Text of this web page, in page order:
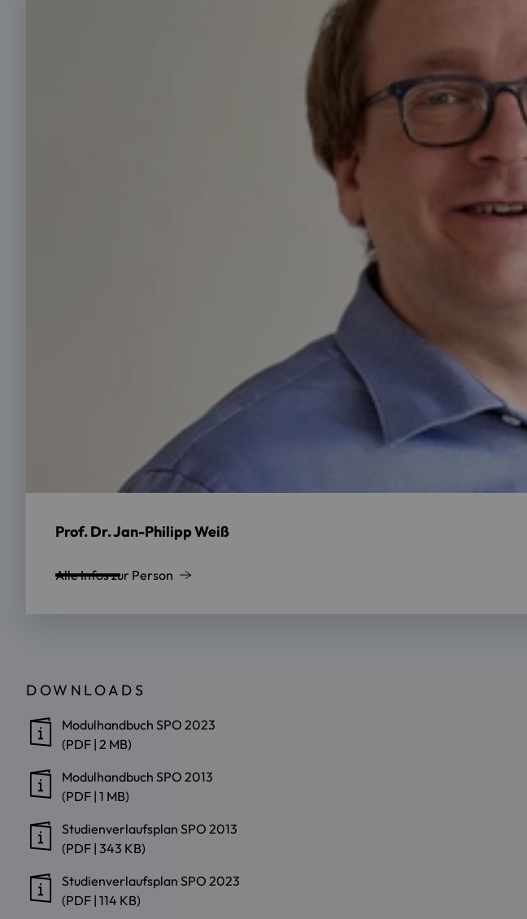
Prof. Dr. Jan-Philipp Weiß
Alle Infos zur Person
DOWNLOADS
Modulhandbuch SPO 2023
(PDF | 2 MB)
Modulhandbuch SPO 2013
(PDF | 1 MB)
Studienverlaufsplan SPO 2013
(PDF | 343 KB)
Studienverlaufsplan SPO 2023
(PDF | 114 KB)